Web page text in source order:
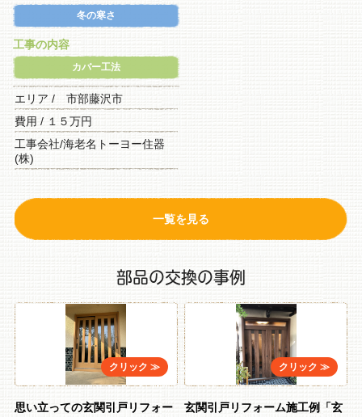
冬の寒さ
工事の内容
カバー工法
エリア / 市部藤沢市
費用 / １５万円
工事会社/海老名トーヨー住器
(株)
一覧を見る
部品の交換の事例
思い立っての玄関引戸リフォー
玄関引戸リフォーム施工例「玄